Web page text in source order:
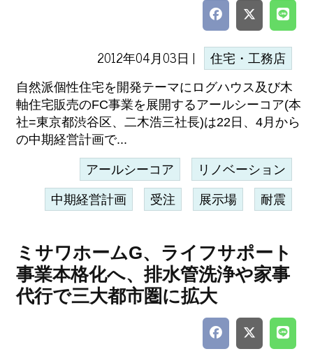
2012年04月03日 | 住宅・工務店
自然派個性住宅を開発テーマにログハウス及び木
軸住宅販売のFC事業を展開するアールシーコア(本
社=東京都渋谷区、二木浩三社長)は22日、4月から
の中期経営計画で...
アールシーコア リノベーション
中期経営計画 受注 展示場 耐震
ミサワホームG、ライフサポート
事業本格化へ、排水管洗浄や家事
代行で三大都市圏に拡大